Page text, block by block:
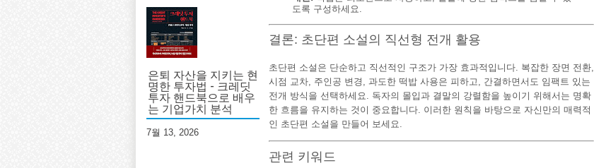
은퇴 자산을 지키는 현
명한 투자법 - 크레딧
투자 핸드북으로 배우
는 기업가치 분석
7월 13, 2026
도록 구성하세요.
결론: 초단편 소설의 직선형 전개 활용
초단편 소설은 단순하고 직선적인 구조가 가장 효과적입니다. 복잡한 장면 전환,
시점 교차, 주인공 변경, 과도한 떡밥 사용은 피하고, 간결하면서도 임팩트 있는
전개 방식을 선택하세요. 독자의 몰입과 결말의 강렬함을 높이기 위해서는 명확
한 흐름을 유지하는 것이 중요합니다. 이러한 원칙을 바탕으로 자신만의 매력적
인 초단편 소설을 만들어 보세요.
관련 키워드